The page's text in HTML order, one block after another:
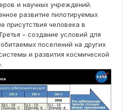
и научных учреждений.
развитие пилотируемых
присутствия человека в
– создание условий для
поселений на других
и развития космической